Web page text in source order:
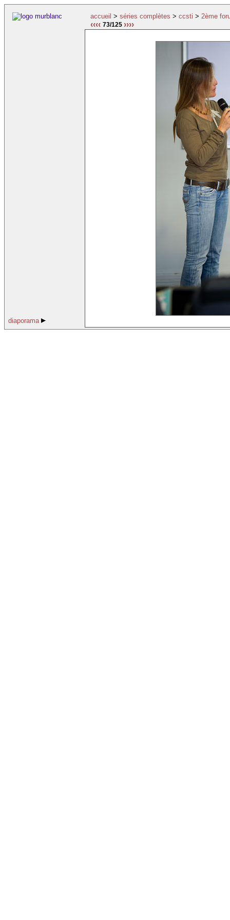
accueil > séries complètes > ccsti > 2ème
‹‹‹‹ 73/125 ››››
diaporama